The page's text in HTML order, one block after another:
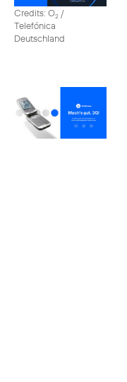
Credits: O2 /
Telefónica
Deutschland